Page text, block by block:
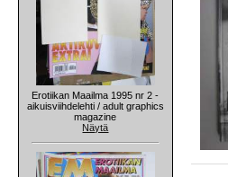
Erotiikan Maailma 1995 nr 2 -
aikuisviihdelehti / adult graphics
magazine
Näytä